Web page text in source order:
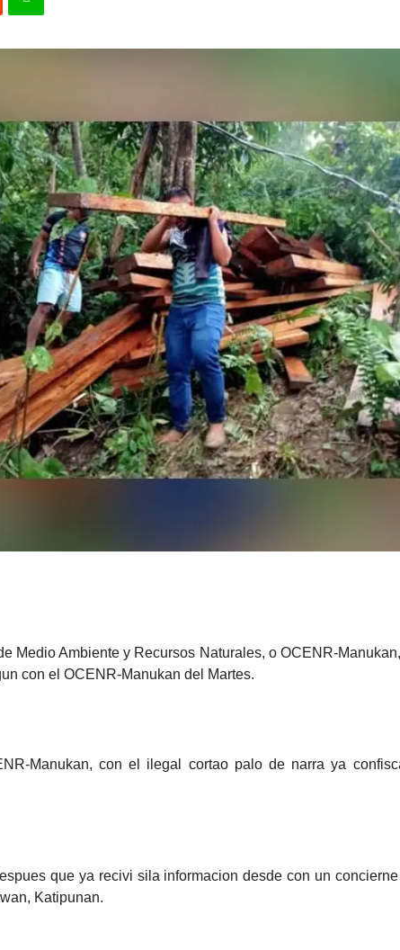
Medio Ambiente y Recursos Naturales, o OCENR-
con el OCENR-Manukan del Martes.
Manukan, con el ilegal cortao palo de narra ya
que ya recivi sila informacion desde con un
Katipunan.